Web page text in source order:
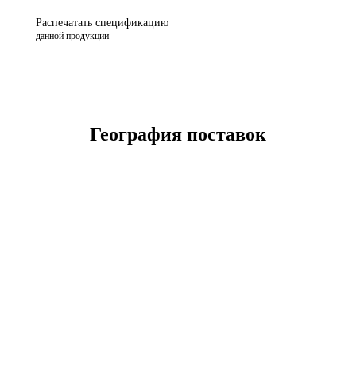
Распечатать спецификацию
данной продукции
География поставок